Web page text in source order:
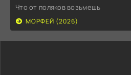
Что от поляков возьмешь
МОРФЕЙ (2026)